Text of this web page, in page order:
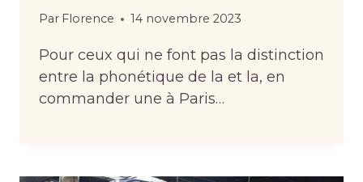
Par Florence 14 novembre 2023
Pour ceux qui ne font pas la distinction
entre la phonétique de la et la, en
commander une à Paris…